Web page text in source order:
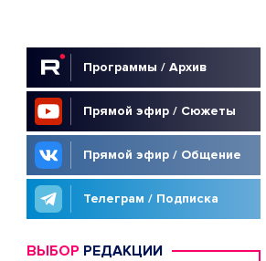
Программы / Архив
Прямой эфир / Сюжеты
Прямой эфир / Общение
Телеграм / Подписка
ВЫБОР РЕДАКЦИИ